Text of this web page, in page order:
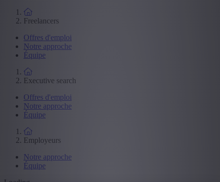
Freelancers
Offres d'emploi
Notre approche
Équipe
Executive search
Offres d'emploi
Notre approche
Équipe
Employeurs
Notre approche
Équipe